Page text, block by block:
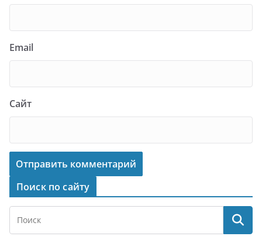
Email
Сайт
Поиск по сайту